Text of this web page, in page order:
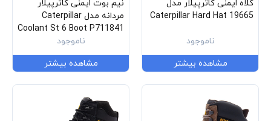
کلاه ایمنی کاترپیلار مدل
Caterpillar Hard Hat 19665
ناموجود
مشاهده بیشتر
نیم بوت ایمنی کاترپیلار
مردانه مدل Caterpillar
Coolant St 6 Boot P711841
ناموجود
مشاهده بیشتر